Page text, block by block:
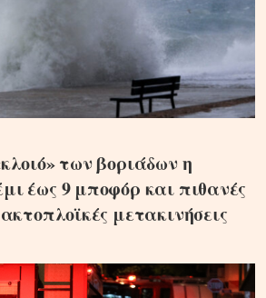
των βοριάδων η
έως 9 μποφόρ και πιθανές
μετακινήσεις